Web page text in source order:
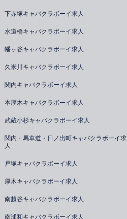
下赤塚キャバクラボーイ求人
水道橋キャバクラボーイ求人
幡ヶ谷キャバクラボーイ求人
久米川キャバクラボーイ求人
関内キャバクラボーイ求人
本厚木キャバクラボーイ求人
武蔵小杉キャバクラボーイ求人
関内・馬車道・日ノ出町キャバクラボーイ求
人
戸塚キャバクラボーイ求人
厚木キャバクラボーイ求人
南越谷キャバクラボーイ求人
南浦和キャバクラボーイ求人